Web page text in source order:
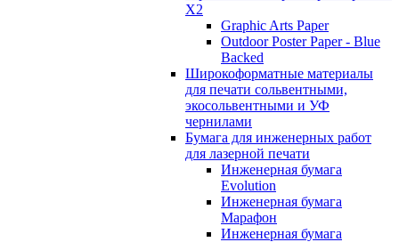
X2
Graphic Arts Paper
Outdoor Poster Paper - Blue
Backed
Широкоформатные материалы
для печати сольвентными,
экосольвентными и УФ
чернилами
Бумага для инженерных работ
для лазерной печати
Инженерная бумага
Evolution
Инженерная бумага
Марафон
Инженерная бумага